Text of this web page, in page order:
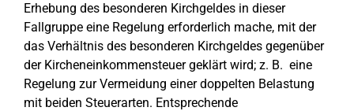
Erhebung des besonderen Kirchgeldes in dieser
Fallgruppe eine Regelung erforderlich mache, mit der
das Verhältnis des besonderen Kirchgeldes gegenüber
der Kircheneinkommensteuer geklärt wird; z. B. eine
Regelung zur Vermeidung einer doppelten Belastung
mit beiden Steuerarten. Entsprechende